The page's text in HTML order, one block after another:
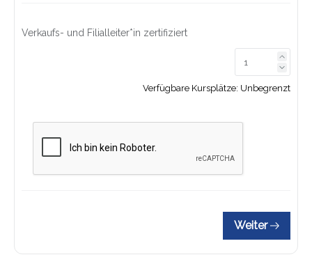
Verkaufs- und Filialleiter*in zertifiziert
Link
Link
Verfügbare Kursplätze: Unbegrenzt
Weiter